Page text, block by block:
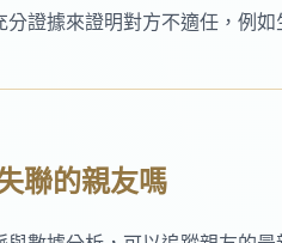
證據來證明對方不適任，例
聯的親友嗎